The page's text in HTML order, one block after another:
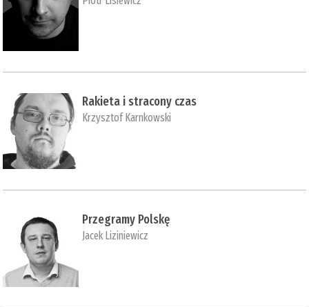
Rakieta i stracony czas
Krzysztof Karnkowski
Przegramy Polskę
Jacek Liziniewicz